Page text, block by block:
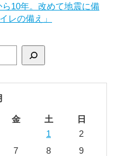
10年。改めて地震に備
レの備え」
金 土
日
1
2
7 8
9